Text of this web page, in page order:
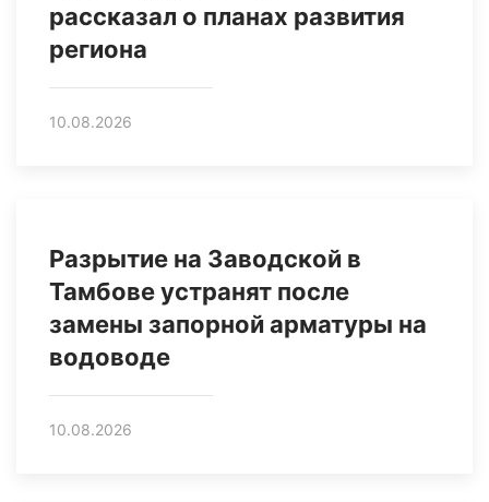
рассказал о планах развития
региона
10.08.2026
Разрытие на Заводской в
Тамбове устранят после
замены запорной арматуры на
водоводе
10.08.2026